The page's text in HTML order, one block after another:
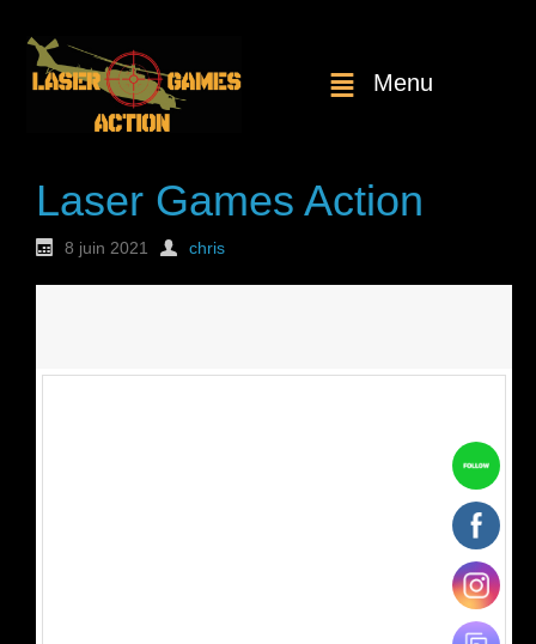
Menu
Laser Games Action
8 juin 2021 chris